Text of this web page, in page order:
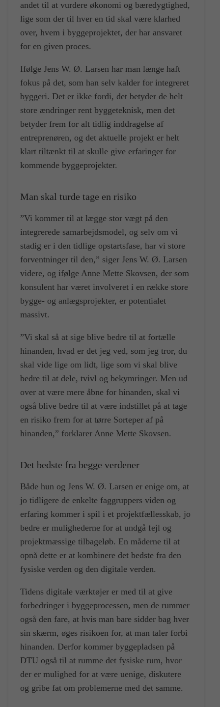
andet til at vurdere økonomi og bæredygtighed,
lige som der til hver en tid skal være klarhed
over, hvem i byggeprojektet, der har ansvaret
for en given proces.
Ifølge Jens W. Ø. Larsen har man længe haft
fokus på det, som han selv kalder for integreret
byggeri. Det er ikke fordi, det betyder de helt
store ændringer rent byggeteknisk, men det
betyder frem for alt tidlig inddragelse af
entreprenøren, og det aktuelle projekt er helt
klart tiltænkt til at skulle give erfaringer for
kommende byggeprojekter.
Man skal turde tage en risiko
”Vi kommer til at lægge stor vægt på den
integrerede samarbejdsmodel, og selv om vi
stadig er i den tidlige opstartsfase, har vi store
forventninger til den,” siger Jens W. Ø. Larsen
videre, og ifølge Anne Mette Skovsen, der som
konsulent har været involveret i en række store
bygge- og anlægsprojekter, er potentialet
massivt.
”Vi skal så at sige blive bedre til at fortælle
hinanden, hvad er det jeg ved, som jeg tror, du
skal vide lige om lidt, lige som vi skal blive
bedre til at dele, tvivl og bekymringer. Men ud
over at være mere åbne for hinanden, skal vi
også blive bedre til at være indstillet på at tage
en risiko frem for at tørre Sorteper af på
hinanden,” forklarer Anne Mette Skovsen.
Det bedste fra begge verdener
Både hun og Jens W. Ø. Larsen er enige om, at
jo tidligere de enkelte faggruppers viden og
erfaring kommer i spil i et projektfællesskab, jo
bedre er mulighederne for at undgå fejl og
projektmæssige tilbageløb. En måderne til at
opnå dette er at kombinere det bedste fra den
fysiske verden og den digitale verden.
Tidens digitale værktøjer er med til at give
forbedringer i byggeprocessen, men de rummer
også den fare, at hvis man bare sidder bag hver
sin skærm, øges risikoen for, at man taler forbi
hinanden. Derfor kommer byggepladsen på
DTU også til at rumme det fysiske rum, hvor
der er mulighed for at være uenige, diskutere
og gribe fat om problemerne med det samme.